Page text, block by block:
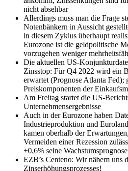
nicht absehbar
Allerdings muss man die Frage
Notenbänkern in Aussicht
in diesem Zyklus überhaupt
Eurozone ist die geldpolitische
vorzugehen weniger
Die aktuellen US-
Zinsstop: Für Q4 2022 wird ein
erwartet (Prognose Atlanta
Preiskomponenten der
Am Freitag startet die US-
Unternehmensergebnisse
Auch in der Eurozone haben
Industrieproduktion und
kamen oberhalb der
Vermeiden einer Rezession
+0,6% seine
EZB’s Centeno: Wir nähern uns
Zinserhöhungsprozesses!